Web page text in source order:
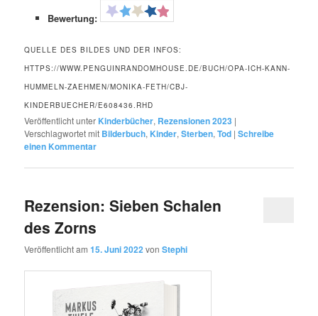
Bewertung:
QUELLE DES BILDES UND DER INFOS:
HTTPS://WWW.PENGUINRANDOMHOUSE.DE/BUCH/OPA-ICH-KANN-
HUMMELN-ZAEHMEN/MONIKA-FETH/CBJ-
KINDERBUECHER/E608436.RHD
Veröffentlicht unter Kinderbücher, Rezensionen 2023 |
Verschlagwortet mit Bilderbuch, Kinder,Sterben,Tod |Schreibe
einen Kommentar
Rezension: Sieben Schalen
des Zorns
Veröffentlicht am15. Juni 2022vonStephi